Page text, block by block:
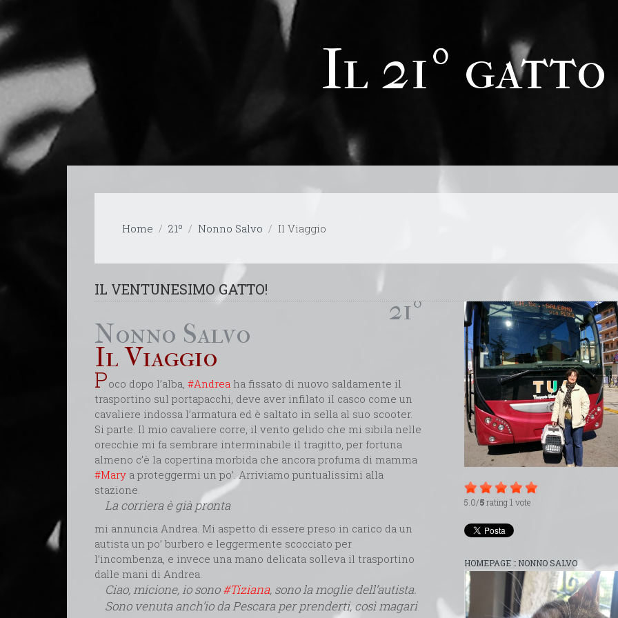
Il 21º gatto
Home 21º Nonno Salvo Il Viaggio
IL VENTUNESIMO GATTO!
5.0/5rating 1 vote
HOMEPAGE :: NONNO SALVO
21º
Nonno Salvo
Il Viaggio
Poco dopo l’alba, #Andrea ha fissato di nuovo saldamente il
trasportino sul portapacchi, deve aver infilato il casco come un
cavaliere indossa l’armatura ed è saltato in sella al suo scooter.
Si parte. Il mio cavaliere corre, il vento gelido che mi sibila nelle
orecchie mi fa sembrare interminabile il tragitto, per fortuna
almeno c’è la copertina morbida che ancora profuma di mamma
#Mary a proteggermi un po’. Arriviamo puntualissimi alla
stazione.
La corriera è già pronta
mi annuncia Andrea. Mi aspetto di essere preso in carico da un
autista un po’ burbero e leggermente scocciato per
l’incombenza, e invece una mano delicata solleva il trasportino
dalle mani di Andrea.
Ciao, micione, io sono#Tiziana, sono la moglie dell’autista.
Sono venuta anch’io da Pescara per prenderti, così magari